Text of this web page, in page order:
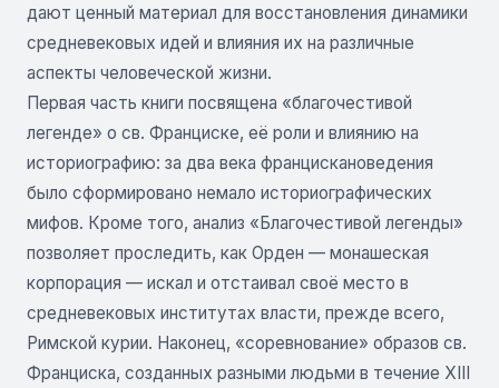
дают ценный материал для восстановления динамики
средневековых идей и влияния их на различные
аспекты человеческой жизни.
Первая часть книги посвящена «благочестивой
легенде» о св. Франциске, её роли и влиянию на
историографию: за два века францискановедения
было сформировано немало историографических
мифов. Кроме того, анализ «Благочестивой легенды»
позволяет проследить, как Орден — монашеская
корпорация — искал и отстаивал своё место в
средневековых институтах власти, прежде всего,
Римской курии. Наконец, «соревнование» образов св.
Франциска, созданных разными людьми в течение XIII